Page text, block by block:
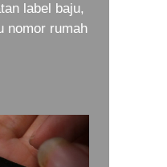
label baju,
nomor rumah